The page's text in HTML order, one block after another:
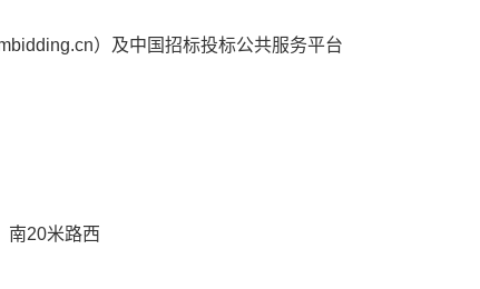
）及中国招标投标公共服务平台
南20米路西